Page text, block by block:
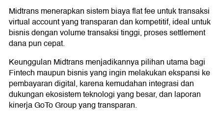
Midtrans menerapkan sistem biaya flat fee untuk transaksi
virtual account yang transparan dan kompetitif, ideal untuk
bisnis dengan volume transaksi tinggi, proses settlement
dana pun cepat.
Keunggulan Midtrans menjadikannya pilihan utama bagi
Fintech maupun bisnis yang ingin melakukan ekspansi ke
pembayaran digital, karena kemudahan integrasi dan
dukungan ekosistem teknologi yang besar, dan laporan
kinerja GoTo Group yang transparan.